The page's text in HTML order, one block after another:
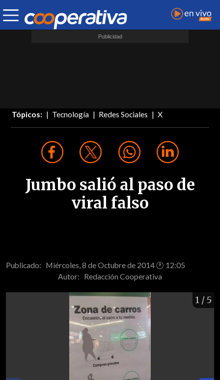
Tópicos: Tecnología Redes Sociales X
Jumbo salió al paso de
viral falso
Publicado: Miércoles, 8 de Octubre de 2014 🕐 12:05
Autor: Redacción Cooperativa
1 / 5